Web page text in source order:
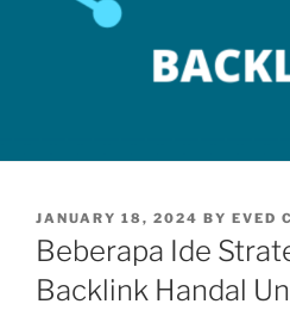
POSTED
ON
JANUARY 18, 2024 BY EVED
Beberapa Ide
Backlink Handal